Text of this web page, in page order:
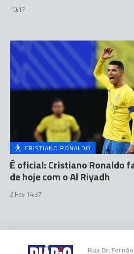
10:17
CRISTIANO RONALDO
É oficial: Cristiano Ronaldo
de hoje com o Al Riyadh
2 Fev 14:37
Rua Dr.